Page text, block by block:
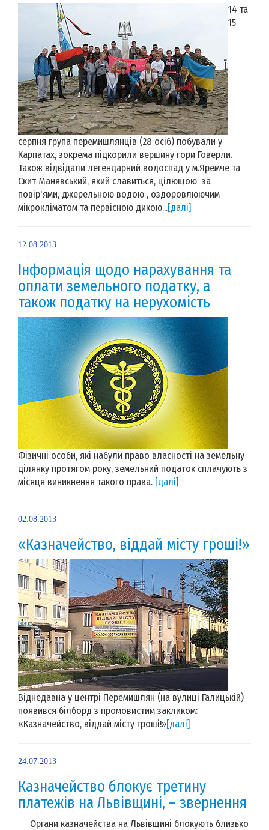
14 та
15
серпня група перемишлянців (28 осіб) побували у
Карпатах, зокрема підкорили вершину гори Говерли.
Також відвідали легендарний водоспад у м.Яремче та
Скит Манявський, який славиться, цілющою за
повір'ями, джерельною водою , оздоровлюючим
мікрокліматом та первісною дикою...[далі]
12.08.2013
Інформація щодо нарахування та
оплати земельного податку, а
також податку на нерухомість
Фізичні особи, які набули право власності на земельну
ділянку протягом року, земельний податок сплачують з
місяця виникнення такого права. [далі]
02.08.2013
«Казначейство, віддай місту гроші!»
Віднедавна у центрі Перемишлян (на вулиці Галицькій)
появився білборд з промовистим закликом:
«Казначейство, віддай місту гроші!»[далі]
24.07.2013
Казначейство блокує третину
платежів на Львівщині, – звернення
Органи казначейства на Львівщині блокують близько